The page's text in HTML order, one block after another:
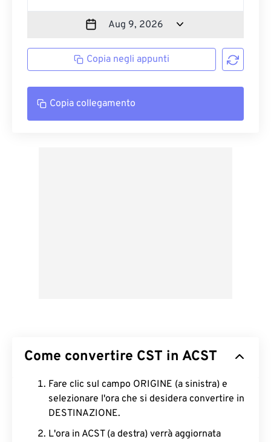
Copia negli appunti
Copia collegamento
Come convertire CST in ACST
Fare clic sul campo ORIGINE (a sinistra) e
selezionare l'ora che si desidera convertire in
DESTINAZIONE.
L'ora in ACST (a destra) verrà aggiornata